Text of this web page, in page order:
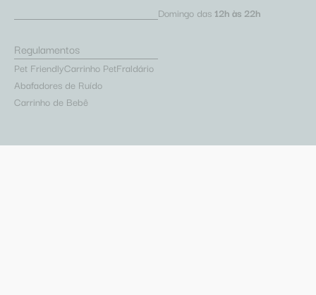
Regulamentos
Pet FriendlyCarrinho PetFraldário
Abafadores de Ruído
Carrinho de Bebê
Domingo das 12h às 22h